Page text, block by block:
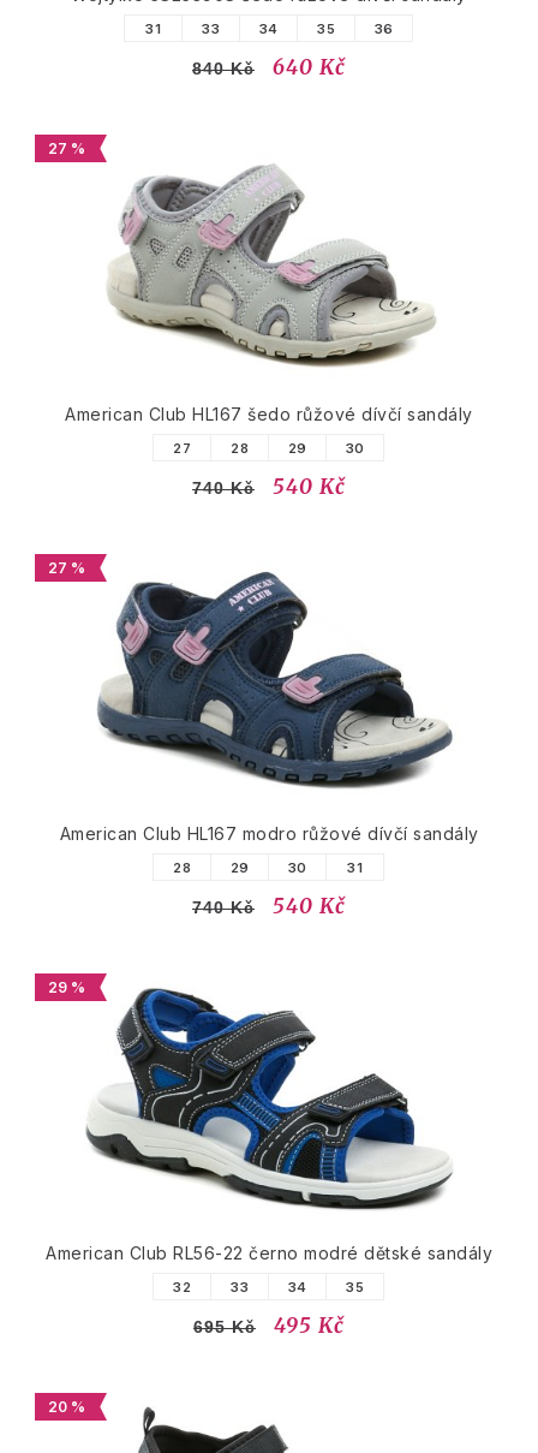
31 33 34 35 36
840 Kč 640 Kč
27 %
American Club HL167 šedo růžové dívčí sandály
27 28 29 30
740 Kč 540 Kč
27 %
American Club HL167 modro růžové dívčí sandály
28 29 30 31
740 Kč 540 Kč
29 %
American Club RL56-22 černo modré dětské sandály
32 33 34 35
695 Kč 495 Kč
20 %